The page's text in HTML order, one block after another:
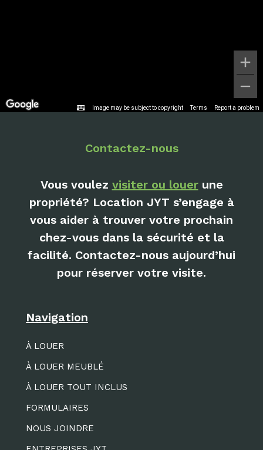
Image may be subject to copyright Terms Report a problem
Contactez-nous
Vous voulez visiter ou louerune
propriété? Location JYT s’engage à
vous aider à trouver votre prochain
chez-vous dans la sécurité et la
facilité. Contactez-nous aujourd’hui
pour réserver votre visite.
Navigation
À LOUER
À LOUER MEUBLÉ
À LOUER TOUT INCLUS
FORMULAIRES
NOUS JOINDRE